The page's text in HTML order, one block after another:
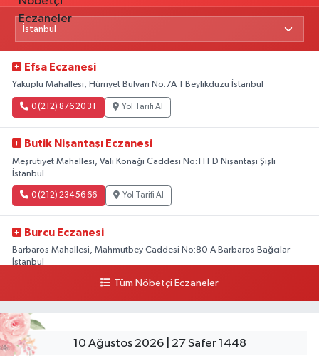
Efsa Eczanesi
Yakuplu Mahallesi, Hürriyet Bulvarı No:7A 1 Beylikdüzü İstanbul
0 (212) 876 20 31 Yol Tarifi Al
Butik Nişantaşı Eczanesi
Meşrutiyet Mahallesi, Vali Konağı Caddesi No:111 D Nişantaşı Şişli
İstanbul
0 (212) 234 56 66 Yol Tarifi Al
Burcu Eczanesi
Barbaros Mahallesi, Mahmutbey Caddesi No:80 A Barbaros Bağcılar
İstanbul
Yol Tarifi Al
Tuna Tillo Eczanesi
Akşemsettin Mahallesi, Akdeniz Caddesi No:12 A Fatih İstanbul
Tüm Nöbetçi Eczaneler
10 Ağustos 2026 | 27 Safer 1448